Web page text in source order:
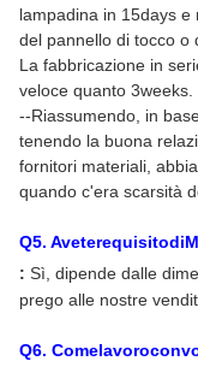
lampadina in 15days
del pannello di tocco o
La fabbricazione in
veloce quanto 3weeks.
--Riassumendo, in
tenendo la buona
fornitori materiali,
quando c'era scarsità
Q5.
: Sì, dipende dalle
prego alle nostre
Q6.